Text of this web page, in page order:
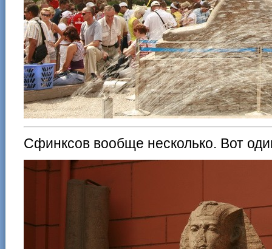
Сфинксов вообще несколько. Вот